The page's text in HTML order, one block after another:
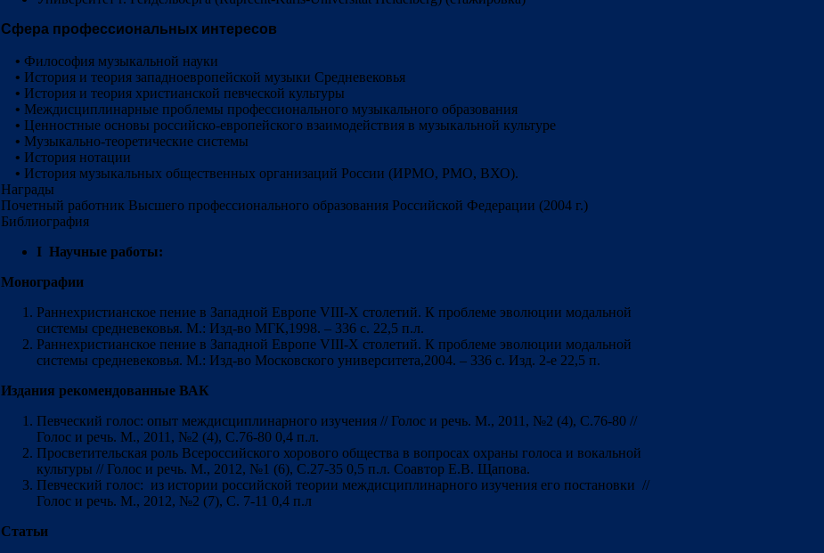
Сфера профессиональных интересов
• Философия музыкальной науки
• История и теория западноевропейской музыки Средневековья
• История и теория христианской певческой культуры
• Междисциплинарные проблемы профессионального музыкального образования
• Ценностные основы российско-европейского взаимодействия в музыкальной культуре
• Музыкально-теоретические системы
• История нотации
• История музыкальных общественных организаций России (ИРМО, РМО, ВХО).
Награды
Почетный работник Высшего профессионального образования Российской Федерации (2004 г.)
Библиография
I Научные работы:
Монографии
Раннехристианское пение в Западной Европе VIII-X столетий. К проблеме эволюции модальной
системы средневековья. М.: Изд-во МГК,1998. – 336 с. 22,5 п.л.
Раннехристианское пение в Западной Европе VIII-X столетий. К проблеме эволюции модальной
системы средневековья. М.: Изд-во Московского университета,2004. – 336 с. Изд. 2-е 22,5 п.
Издания рекомендованные ВАК
Певческий голос: опыт междисциплинарного изучения // Голос и речь. М., 2011, №2 (4), С.76-80 //
Голос и речь. М., 2011, №2 (4), С.76-80 0,4 п.л.
Просветительская роль Всероссийского хорового общества в вопросах охраны голоса и вокальной
культуры // Голос и речь. М., 2012, №1 (6), С.27-35 0,5 п.л. Соавтор Е.В. Щапова.
Певческий голос: из истории российской теории междисциплинарного изучения его постановки //
Голос и речь. М., 2012, №2 (7), С. 7-11 0,4 п.л
Статьи